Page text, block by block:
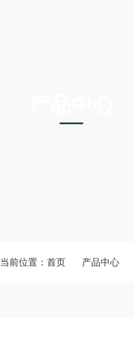
当前位置： 首页 产品中心